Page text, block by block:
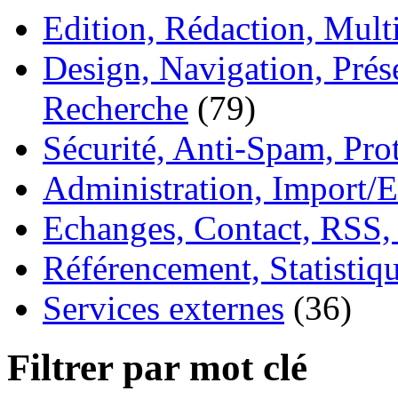
Edition, Rédaction,
Design, Navigation,
Recherche (79)
Sécurité, Anti-Spam,
Administration, Import/
Echanges, Contact,
Référencement,
Services externes (36)
Filtrer par mot clé